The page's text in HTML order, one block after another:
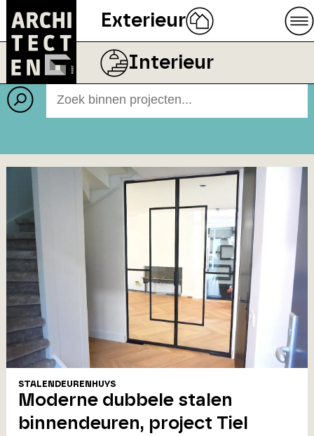
Exterieur
Interieur
Projecten
BEELD RODRUZA B.V.
STALENDEURENHUYS
Moderne dubbele stalen
binnendeuren, project Tiel